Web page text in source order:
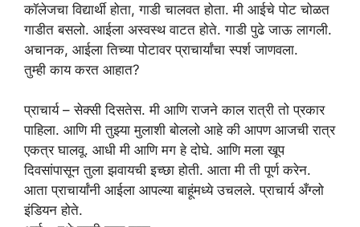
कॉलेजचा विद्यार्थी होता, गाडी चालवत होता. मी आईचे पोट चोळत
गाडीत बसलो. आईला अस्वस्थ वाटत होते. गाडी पुढे जाऊ लागली.
अचानक, आईला तिच्या पोटावर प्राचार्यांचा स्पर्श जाणवला.
तुम्ही काय करत आहात?
प्राचार्य – सेक्सी दिसतेस. मी आणि राजने काल रात्री तो प्रकार
पाहिला. आणि मी तुझ्या मुलाशी बोललो आहे की आपण आजची रात्र
एकत्र घालवू. आधी मी आणि मग हे दोघे. आणि मला खूप
दिवसांपासून तुला झवायची इच्छा होती. आता मी ती पूर्ण करेन.
आता प्राचार्यांनी आईला आपल्या बाहूंमध्ये उचलले. प्राचार्य अँग्लो
इंडियन होते.